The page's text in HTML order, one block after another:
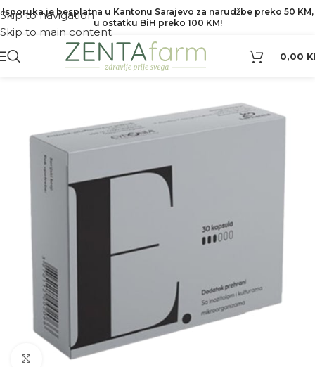
Skip to navigation
Skip to main content
Isporuka je besplatna u Kantonu Sarajevo za narudžbe preko 50 KM,
u ostatku BiH preko 100 KM!
0,00
Kliknite za povećanje